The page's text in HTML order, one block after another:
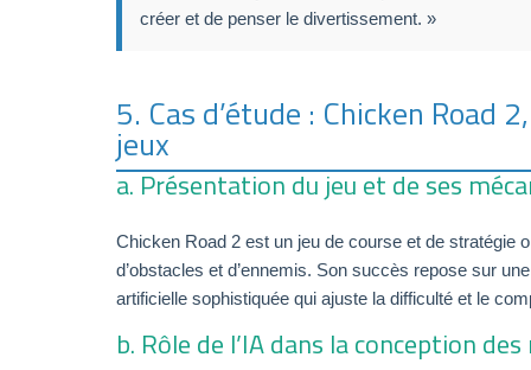
créer et de penser le divertissement. »
5. Cas d’étude : Chicken Road
jeux
a. Présentation du jeu et de ses
Chicken Road 2 est un jeu de course et de stratégie
d’obstacles et d’ennemis. Son succès repose sur
artificielle sophistiquée qui ajuste la difficulté et le
b. Rôle de l’IA dans la conception